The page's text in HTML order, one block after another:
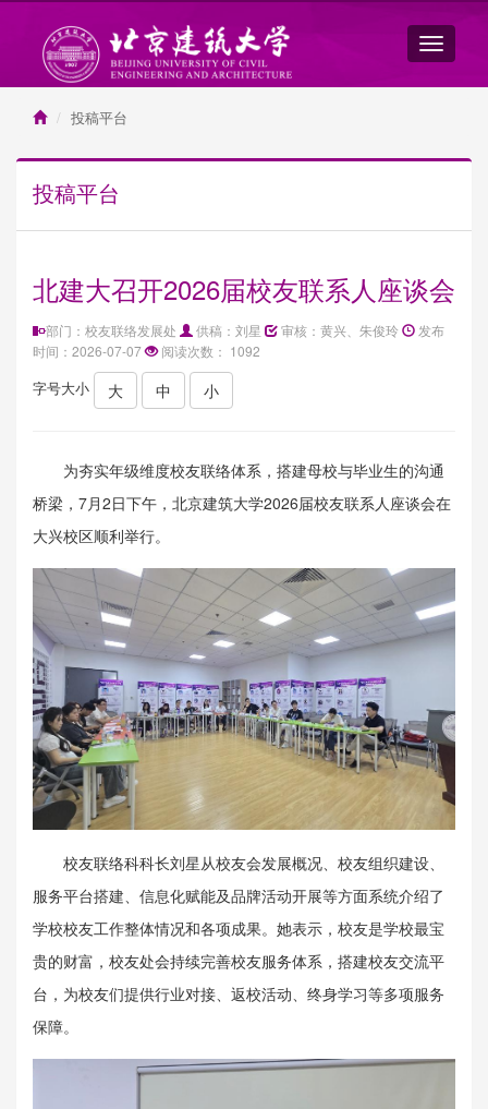
投稿平台
投稿平台
北建大召开2026届校友联系人座谈会
部门：校友联络发展处 供稿：刘星 审核：黄兴、朱俊玲
发布
时间：2026-07-07
阅读次数： 1092
字号大小 大 中 小
为夯实年级维度校友联络体系，搭建母校与毕业生的沟通
桥梁，7月2日下午，北京建筑大学2026届校友联系人座谈会在
大兴校区顺利举行。
校友联络科科长刘星从校友会发展概况、校友组织建设、
服务平台搭建、信息化赋能及品牌活动开展等方面系统介绍了
学校校友工作整体情况和各项成果。她表示，校友是学校最宝
贵的财富，校友处会持续完善校友服务体系，搭建校友交流平
台，为校友们提供行业对接、返校活动、终身学习等多项服务
保障。